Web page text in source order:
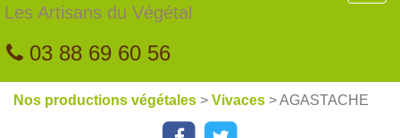
Les Artisans du Végétal
03 88 69 60 56
Nos productions végétales > Vivaces > AGASTACHE